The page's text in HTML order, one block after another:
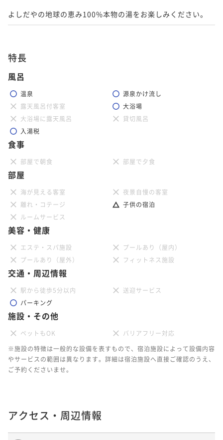
よしだやの地球の恵み100%本物の湯をお楽しみください。
特長
風呂
温泉
源泉かけ流し
露天風呂付客室
大浴場
大浴場に露天風呂
貸切風呂
入湯税
食事
部屋で朝食 部屋で夕食
部屋
海が見える客室
夜景自慢の客室
離れ・コテージ
子供の宿泊
ルームサービス
美容・健康
エステ・スパ施設
プールあり（屋内）
プールあり（屋外）
フィットネス施設
交通・周辺情報
駅から徒歩5分以内
送迎サービス
パーキング
施設・その他
ペットもOK
バリアフリー対応
※施設の特徴は一般的な設備を表すもので、宿泊施設によって設備内容
やサービスの範囲は異なります。詳細は宿泊施設へ直接ご確認のうえ、
ご予約くださいませ。
アクセス・周辺情報